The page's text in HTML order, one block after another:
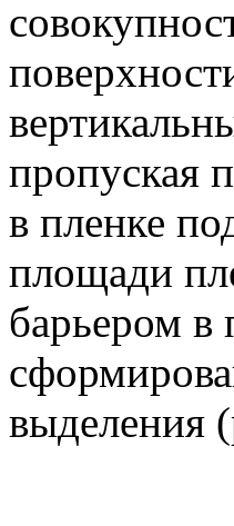
пропуская
в пленке
площади
барьером в
выделения